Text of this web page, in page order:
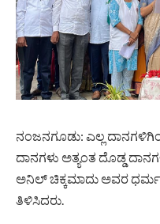
ನಂಜನಗೂಡು: ಎಲ್ಲ
ದಾನಗಳು ಅತ್ಯಂತ ದೊಡ್ಡ
ಅನಿಲ್ ಚಿಕ್ಕಮಾದು ಅವರ
ತಿಳಿಸಿದರು.